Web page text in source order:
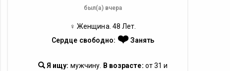
был(а) вчера
♀ Женщина. 48 Лет.
Сердце свободно: ❤️Занять
Я ищу: мужчину. В возрасте: от 31 и